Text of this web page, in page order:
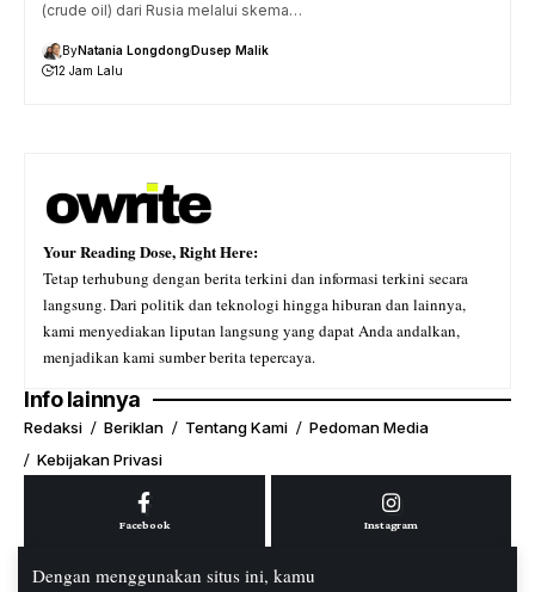
Dengan menggunakan situs ini, kamu
(crude oil) dari Rusia melalui skema…
ByNatania LongdongDusep Malik
12 Jam Lalu
Your Reading Dose, Right Here:
Tetap terhubung dengan berita terkini dan informasi terkini secara
langsung. Dari politik dan teknologi hingga hiburan dan lainnya,
kami menyediakan liputan langsung yang dapat Anda andalkan,
menjadikan kami sumber berita tepercaya.
Info lainnya
Redaksi Beriklan Tentang Kami
Pedoman Media
Kebijakan Privasi
Facebook Instagram